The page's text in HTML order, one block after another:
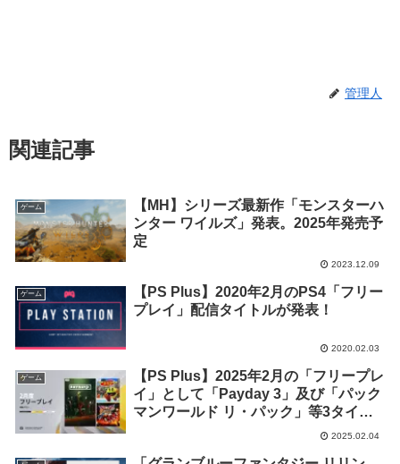
管理人
関連記事
ゲーム
【MH】シリーズ最新作「モンスターハ
ンター ワイルズ」発表。2025年発売予
定
2023.12.09
ゲーム
【PS Plus】2020年2月のPS4「フリー
プレイ」配信タイトルが発表！
2020.02.03
ゲーム
【PS Plus】2025年2月の「フリープレ
イ」として「Payday 3」及び「パック
マンワールド リ・パック」等3タイト
2025.02.04